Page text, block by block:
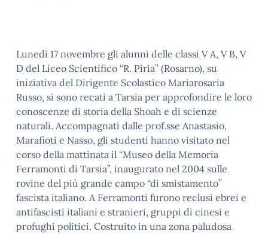
Lunedì 17 novembre gli alunni delle classi V A, V B, V
D del Liceo Scientifico “R. Piria” (Rosarno), su
iniziativa del Dirigente Scolastico Mariarosaria
Russo, si sono recati a Tarsia per approfondire le loro
conoscenze di storia della Shoah e di scienze
naturali. Accompagnati dalle prof.sse Anastasio,
Marafioti e Nasso, gli studenti hanno visitato nel
corso della mattinata il “Museo della Memoria
Ferramonti di Tarsia”, inaugurato nel 2004 sulle
rovine del più grande campo “di smistamento”
fascista italiano. A Ferramonti furono reclusi ebrei e
antifascisti italiani e stranieri, gruppi di cinesi e
profughi politici. Costruito in una zona paludosa